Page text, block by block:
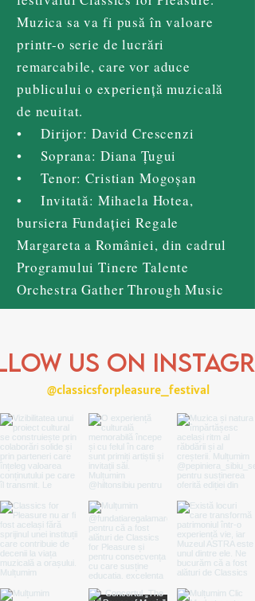
Muzica sa va fi pusă în valoare
printr-o serie de lucrări
remarcabile, care vor aduce
publicului o experiență muzicală
de neuitat.
• Dirijor: David Crescenzi
• Soprana: Diana Țugui
• Tenor: Cristian Mogoșan
• Invitată: Mihaela Hotea,
bursiera Fundației Regale
Margareta a României, din cadrul
Programului Tinere Talente
Orchestra Gather Through Music
us on
@classicsforpleasure_festival